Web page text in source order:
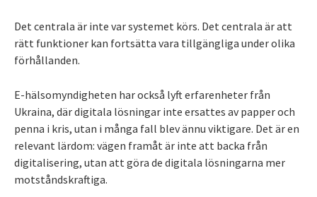
Det centrala är inte var systemet körs. Det centrala är att
rätt funktioner kan fortsätta vara tillgängliga under olika
förhållanden.
E-hälsomyndigheten har också lyft erfarenheter från
Ukraina, där digitala lösningar inte ersattes av papper och
penna i kris, utan i många fall blev ännu viktigare. Det är en
relevant lärdom: vägen framåt är inte att backa från
digitalisering, utan att göra de digitala lösningarna mer
motståndskraftiga.